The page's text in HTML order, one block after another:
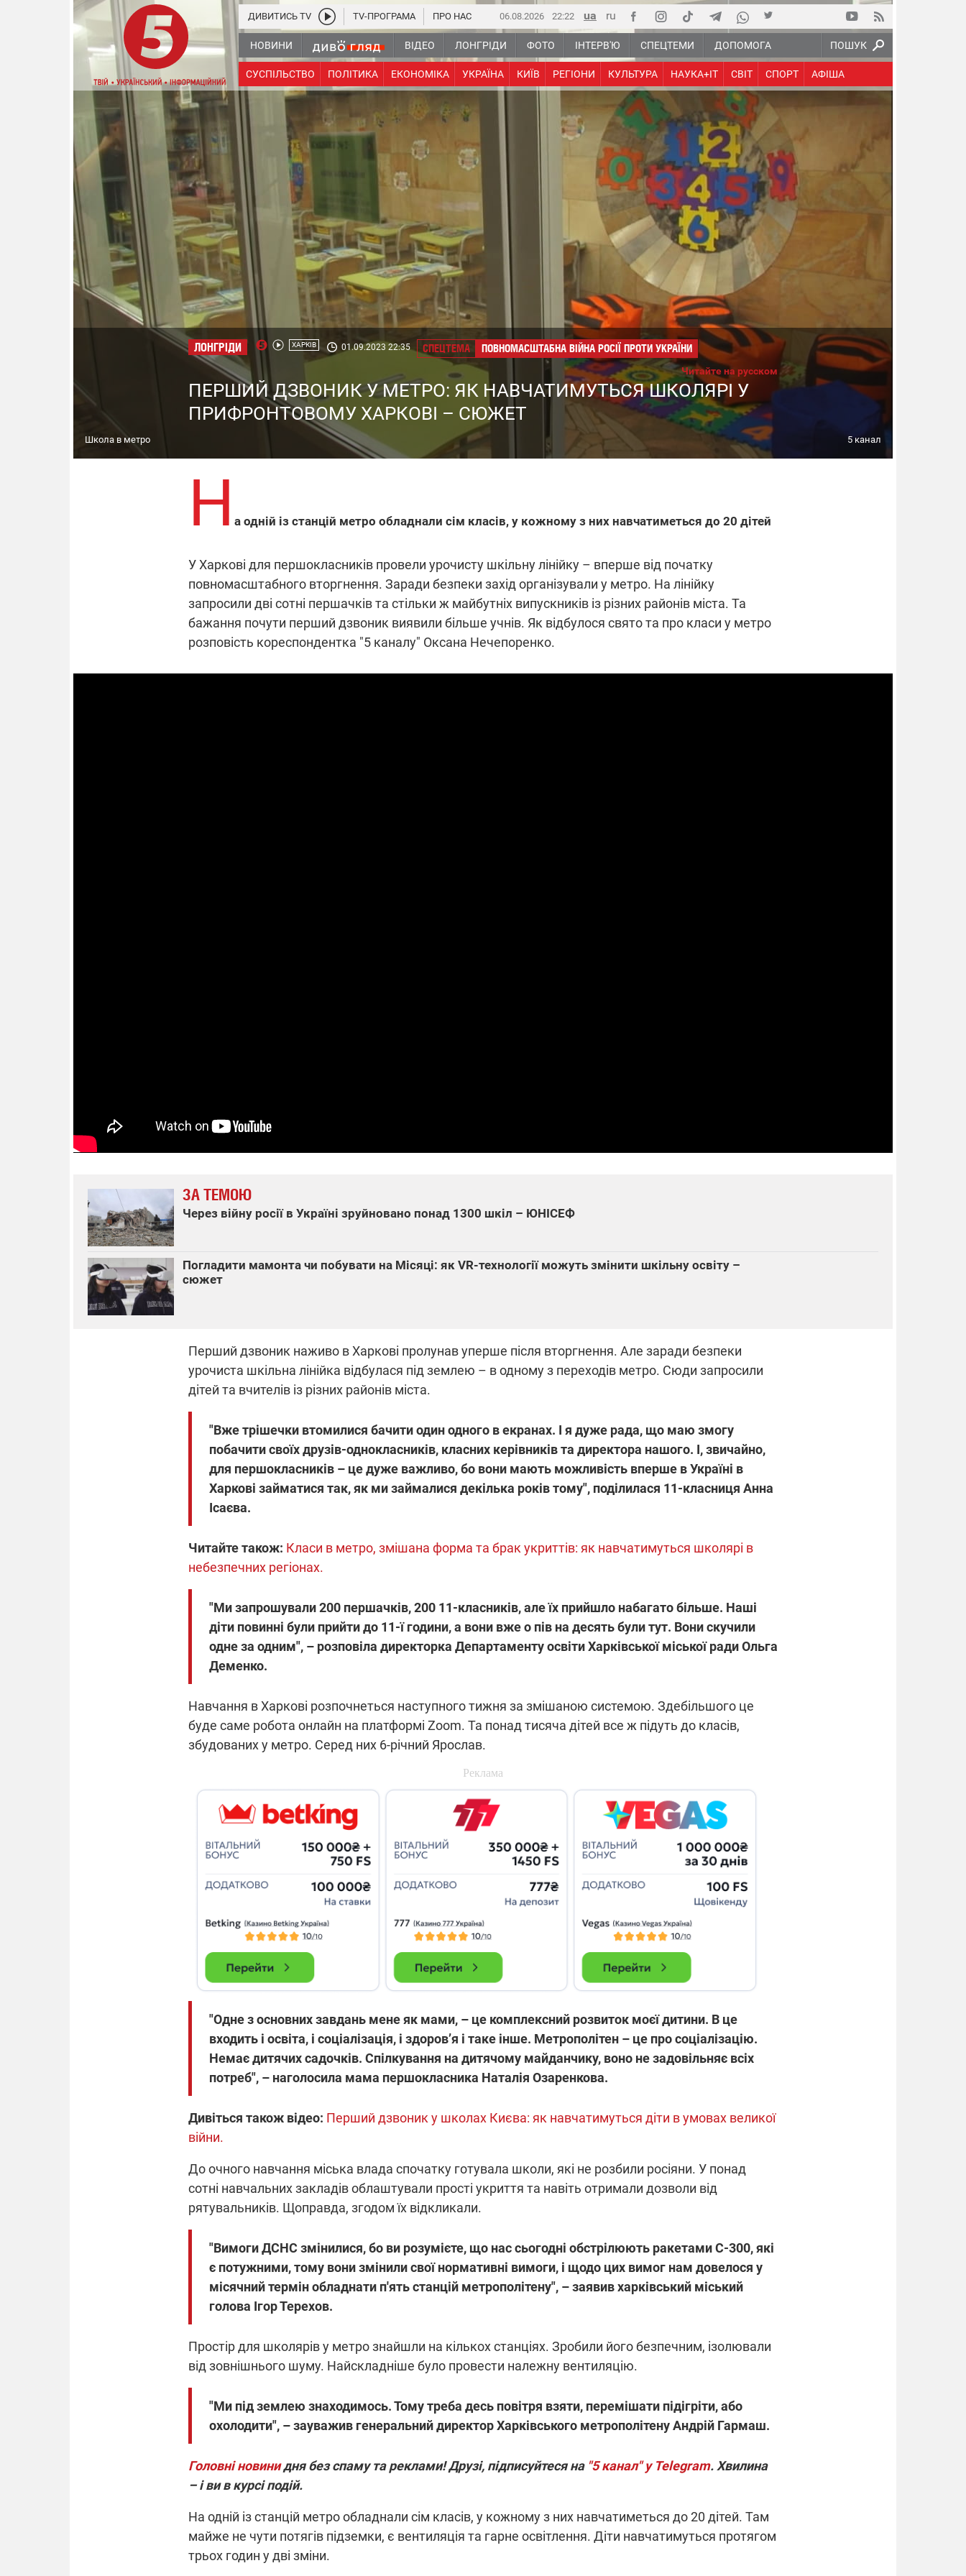
ПОШУК
06.08.2026 22:23
НОВИНИ ВІДЕО ЛОНГРІДИ ФОТО ІНТЕРВ'Ю СПЕЦТЕМИ ДОПОМОГА
СУСПІЛЬСТВО ПОЛІТИКА ЕКОНОМІКА УКРАЇНА КИЇВ РЕГІОНИ КУЛЬТУРА НАУКА+IT СВІТ СПОРТ АФІША
ДИВИТИСЬ TV TV-ПРОГРАМА ПРО НАС
ЛОНГРІДИ ХАРКІВ 01.09.2023 22:35 СПЕЦТЕМА ПОВНОМАСШТАБНА ВІЙНА РОСІЇ ПРОТИ УКРАЇНИ
Читайте на русском
ПЕРШИЙ ДЗВОНИК У МЕТРО: ЯК НАВЧАТИМУТЬСЯ ШКОЛЯРІ У
ПРИФРОНТОВОМУ ХАРКОВІ – СЮЖЕТ
Школа в метро 5 канал
Н а одній із станцій метро обладнали сім класів, у кожному з них навчатиметься до 20 дітей
У Харкові для першокласників провели урочисту шкільну лінійку – вперше від початку
повномасштабного вторгнення. Заради безпеки захід організували у метро. На лінійку
запросили дві сотні першачків та стільки ж майбутніх випускників із різних районів міста. Та
бажання почути перший дзвоник виявили більше учнів. Як відбулося свято та про класи у метро
розповість кореспондентка "5 каналу" Оксана Нечепоренко.
ЗА ТЕМОЮ
Через війну росії в Україні зруйновано понад 1300 шкіл – ЮНІСЕФ
Погладити мамонта чи побувати на Місяці: як VR-технології можуть змінити шкільну освіту –
сюжет
Перший дзвоник наживо в Харкові пролунав уперше після вторгнення. Але заради безпеки
урочиста шкільна лінійка відбулася під землею – в одному з переходів метро. Сюди запросили
дітей та вчителів із різних районів міста.
"Вже трішечки втомилися бачити один одного в екранах. І я дуже рада, що маю змогу
побачити своїх друзів-однокласників, класних керівників та директора нашого. І, звичайно,
для першокласників – це дуже важливо, бо вони мають можливість вперше в Україні в
Харкові займатися так, як ми займалися декілька років тому", поділилася 11-класниця Анна
Ісаєва.
Читайте також: Класи в метро, змішана форма та брак укриттів: як навчатимуться школярі в
небезпечних регіонах.
"Ми запрошували 200 першачків, 200 11-класників, але їх прийшло набагато більше. Наші
діти повинні були прийти до 11-ї години, а вони вже о пів на десять були тут. Вони скучили
одне за одним", – розповіла директорка Департаменту освіти Харківської міської ради Ольга
Деменко.
Навчання в Харкові розпочнеться наступного тижня за змішаною системою. Здебільшого це
буде саме робота онлайн на платформі Zoom. Та понад тисяча дітей все ж підуть до класів,
збудованих у метро. Серед них 6-річний Ярослав.
"Одне з основних завдань мене як мами, – це комплексний розвиток моєї дитини. В це
входить і освіта, і соціалізація, і здоров’я і таке інше. Метрополітен – це про соціалізацію.
Немає дитячих садочків. Спілкування на дитячому майданчику, воно не задовільняє всіх
потреб", – наголосила мама першокласника Наталія Озаренкова.
Дивіться також відео: Перший дзвоник у школах Києва: як навчатимуться діти в умовах великої
війни.
До очного навчання міська влада спочатку готувала школи, які не розбили росіяни. У понад
сотні навчальних закладів облаштували прості укриття та навіть отримали дозволи від
рятувальників. Щоправда, згодом їх відкликали.
"Вимоги ДСНС змінилися, бо ви розумієте, що нас сьогодні обстрілюють ракетами С-300, які
є потужними, тому вони змінили свої нормативні вимоги, і щодо цих вимог нам довелося у
місячний термін обладнати п'ять станцій метрополітену", – заявив харківський міський
голова Ігор Терехов.
Простір для школярів у метро знайшли на кількох станціях. Зробили його безпечним, ізолювали
від зовнішнього шуму. Найскладніше було провести належну вентиляцію.
"Ми під землею знаходимось. Тому треба десь повітря взяти, перемішати підігріти, або
охолодити", – зауважив генеральний директор Харківського метрополітену Андрій Гармаш.
Головні новинидня без спаму та реклами! Друзі, підписуйтеся на "5 канал" у Telegram. Хвилина
– і ви в курсі подій.
На одній із станцій метро обладнали сім класів, у кожному з них навчатиметься до 20 дітей. Там
майже не чути потягів підземки, є вентиляція та гарне освітлення. Діти навчатимуться протягом
трьох годин у дві зміни.